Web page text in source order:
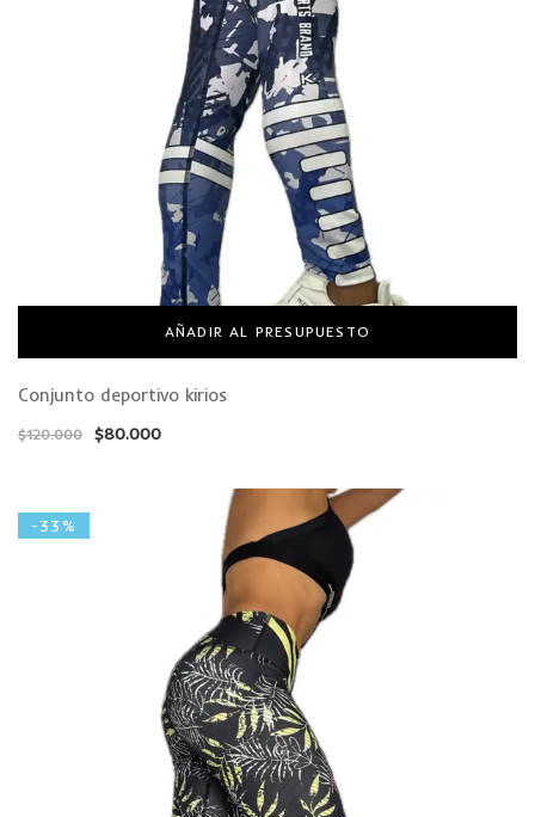
AÑADIR AL PRESUPUESTO
Conjunto deportivo kirios
$120.000 $80.000
-33%